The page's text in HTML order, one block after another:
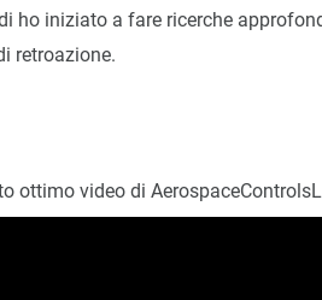
ho iniziato a fare ricerche
retroazione.
ottimo video di